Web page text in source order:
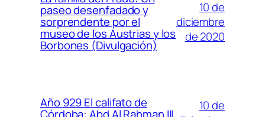
paseo desenfadado y
sorprendente por el
museo de los Austrias y los
Borbones (Divulgación)
10 de
diciembre
de 2020
Año 929 El califato de
10 de